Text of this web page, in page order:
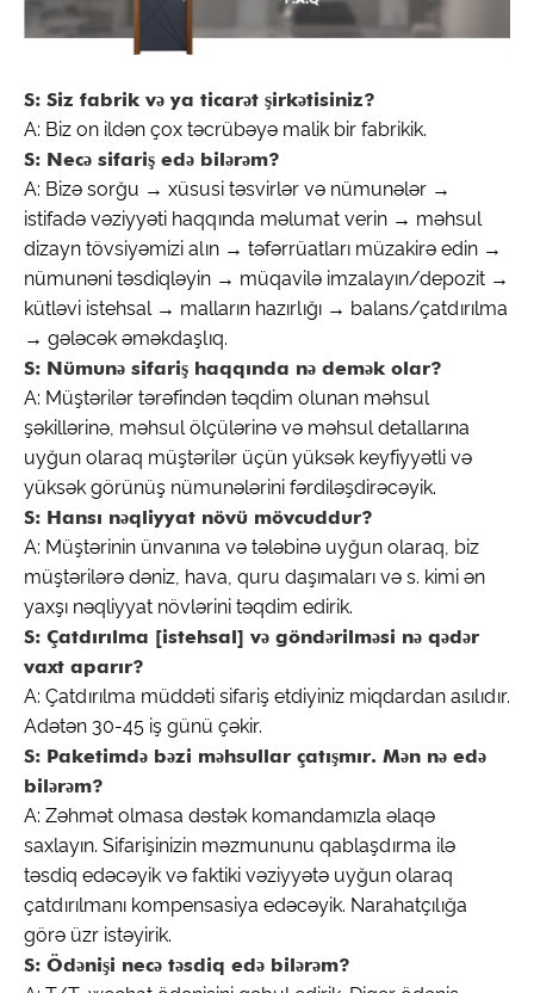
S: Siz fabrik və ya ticarət şirkətisiniz?
A: Biz on ildən çox təcrübəyə malik bir fabrikik.
S: Necə sifariş edə bilərəm?
A: Bizə sorğu → xüsusi təsvirlər və nümunələr →
istifadə vəziyyəti haqqında məlumat verin → məhsul
dizayn tövsiyəmizi alın → təfərrüatları müzakirə edin →
nümunəni təsdiqləyin → müqavilə imzalayın/depozit →
kütləvi istehsal → malların hazırlığı → balans/çatdırılma
→ gələcək əməkdaşlıq.
S: Nümunə sifariş haqqında nə demək olar?
A: Müştərilər tərəfindən təqdim olunan məhsul
şəkillərinə, məhsul ölçülərinə və məhsul detallarına
uyğun olaraq müştərilər üçün yüksək keyfiyyətli və
yüksək görünüş nümunələrini fərdiləşdirəcəyik.
S: Hansı nəqliyyat növü mövcuddur?
A: Müştərinin ünvanına və tələbinə uyğun olaraq, biz
müştərilərə dəniz, hava, quru daşımaları və s. kimi ən
yaxşı nəqliyyat növlərini təqdim edirik.
S: Çatdırılma [istehsal] və göndərilməsi nə qədər
vaxt aparır?
A: Çatdırılma müddəti sifariş etdiyiniz miqdardan asılıdır.
Adətən 30-45 iş günü çəkir.
S: Paketimdə bəzi məhsullar çatışmır. Mən nə edə
bilərəm?
A: Zəhmət olmasa dəstək komandamızla əlaqə
saxlayın. Sifarişinizin məzmununu qablaşdırma ilə
təsdiq edəcəyik və faktiki vəziyyətə uyğun olaraq
çatdırılmanı kompensasiya edəcəyik. Narahatçılığa
görə üzr istəyirik.
S: Ödənişi necə təsdiq edə bilərəm?